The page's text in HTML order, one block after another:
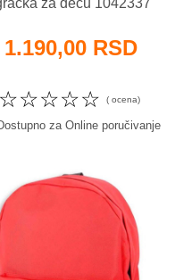
1.190,00 RSD
☆
☆
☆
☆ ( ocena)
za Online poručivanje